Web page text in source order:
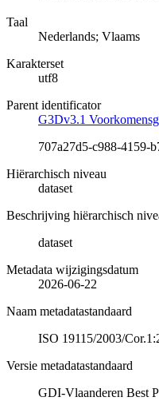
Taal
Nederlands; Vlaams
Karakterset
utf8
Parent identificator
G3Dv3.1
707a27d5-c988-4159-
Hiërarchisch niveau
dataset
Beschrijving hiërarchisch
dataset
Metadata wijzigingsdatum
2026-06-22
Naam metadatastandaard
ISO 19115/2003/
Versie metadatastandaard
GDI-Vlaanderen Best